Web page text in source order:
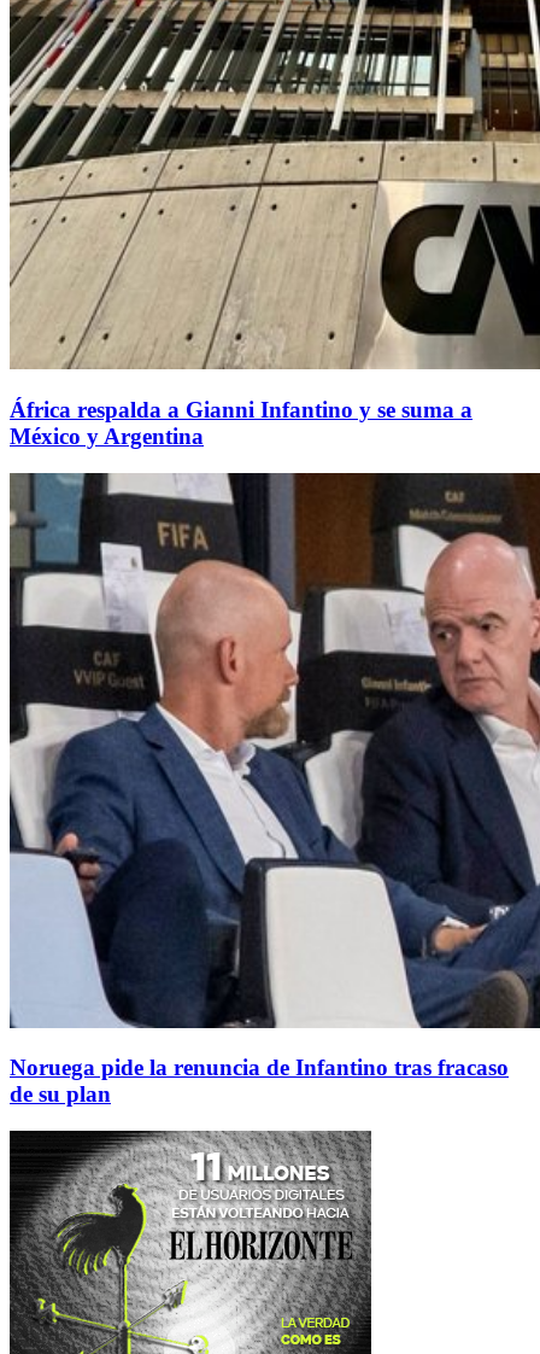
África respalda a Gianni Infantino y se suma a
México y Argentina
Noruega pide la renuncia de Infantino tras fracaso
de su plan